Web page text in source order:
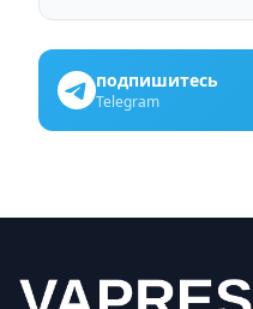
подпишитесь
Telegram